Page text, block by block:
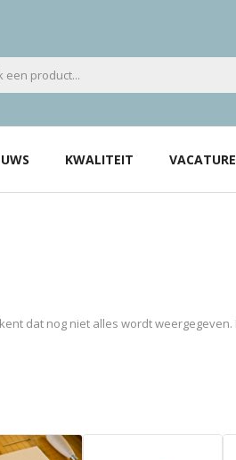
KWALITEIT
dat nog niet alles wordt